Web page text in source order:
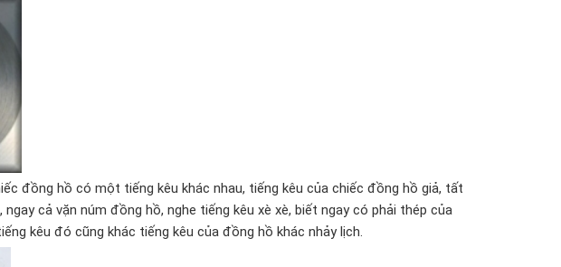
đồng hồ có một tiếng kêu khác nhau, tiếng kêu của chiếc đồng hồ giả, tất
cả vặn núm đồng hồ, nghe tiếng kêu xè xè, biết ngay có phải thép của
kêu đó cũng khác tiếng kêu của đồng hồ khác nhảy lịch.